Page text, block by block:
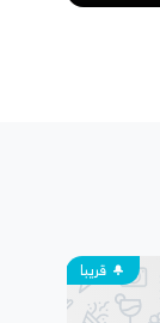
قريبا